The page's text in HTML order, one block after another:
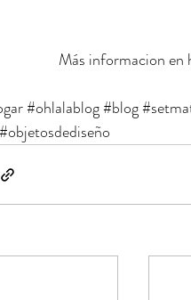
Más informacion en
#ohlalablog#blog
#objetosdediseño